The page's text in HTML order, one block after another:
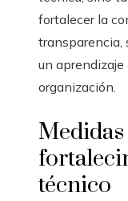
fortalecer la
transparencia,
un
organización.
técnico